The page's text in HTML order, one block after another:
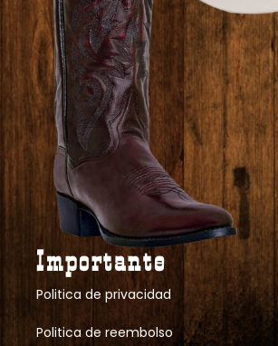
Importante
Politica de privacidad
Politica de reembolso